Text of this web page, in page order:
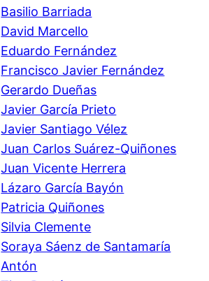
Basilio Barriada
David Marcello
Eduardo Fernández
Francisco Javier Fernández
Gerardo Dueñas
Javier García Prieto
Javier Santiago Vélez
Juan Carlos Suárez-Quiñones
Juan Vicente Herrera
Lázaro García Bayón
Patricia Quiñones
Silvia Clemente
Soraya Sáenz de Santamaría
Antón